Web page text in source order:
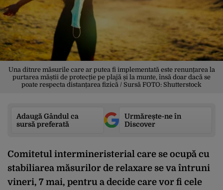
Una ditnre măsurile care ar putea fi implementată este renunțarea la
purtarea măștii de protecție pe plajă și la munte, însă doar dacă se
poate respecta distanțarea fizică / Sursă FOTO: Shutterstock
Adaugă Gândul ca
sursă preferată
Urmărește-ne în
Discover
Comitetul intermineristerial care se ocupă cu
stabiliarea măsurilor de relaxare se va întruni
vineri, 7 mai, pentru a decide care vor fi cele